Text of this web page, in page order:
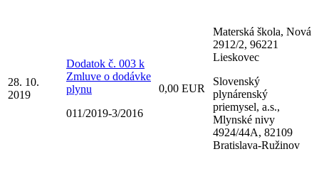
28. 10.
2019
Dodatok č. 003 k
Zmluve o dodávke
plynu
011/2019-3/2016
0,00 EUR
Materská škola, Nová
2912/2, 96221
Lieskovec
Slovenský
plynárenský
priemysel, a.s.,
Mlynské nivy
4924/44A, 82109
Bratislava-Ružinov